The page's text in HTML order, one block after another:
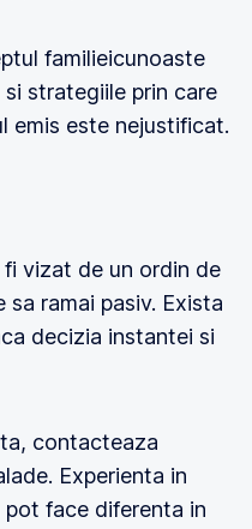
familieicunoaste
strategiile prin care
emis este nejustificat.
vizat de un ordin de
ramai pasiv. Exista
decizia instantei si
contacteaza
Experienta in
pot face diferenta in